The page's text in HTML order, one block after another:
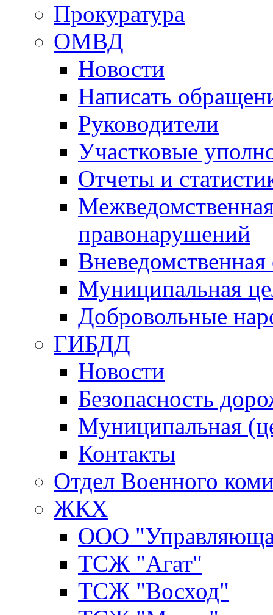
Прокуратура
ОМВД
Новости
Написать
Руководители
Участковые
Отчеты и
правонарушений
Вневедомственная
Муниципальная
Добровольные
ГИБДД
Новости
Безопасность
Муниципальная
Контакты
Отдел Военного
ЖКХ
ООО
ТСЖ "Агат"
ТСЖ "Восход"